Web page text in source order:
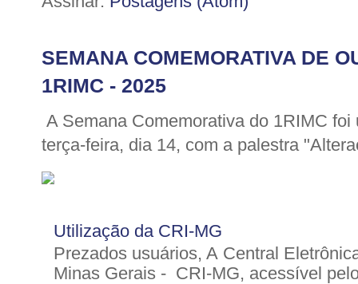
SEMANA COMEMORATIVA DE
1RIMC - 2025
A Semana Comemorativa do 1RIMC
terça-feira, dia 14, com a palestra
Utilização da CRI-MG
Prezados usuários, A Central
Minas Gerais - CRI-MG, acessível